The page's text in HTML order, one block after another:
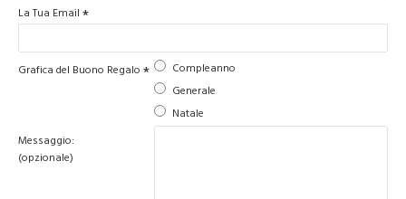
La Tua Email
Grafica del Buono Regalo
Compleanno
Generale
Natale
Messaggio:
(opzionale)